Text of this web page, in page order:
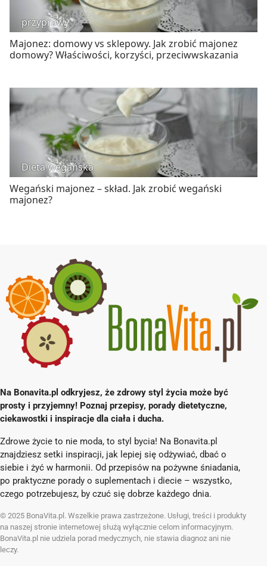
przyprawy
Majonez: domowy vs sklepowy. Jak zrobić majonez
domowy? Właściwości, korzyści, przeciwwskazania
Dieta wegańska
Wegański majonez – skład. Jak zrobić wegański
majonez?
Na Bonavita.pl odkryjesz, że zdrowy styl życia może być
prosty i przyjemny! Poznaj przepisy, porady dietetyczne,
ciekawostki i inspiracje dla ciała i ducha.
Zdrowe życie to nie moda, to styl bycia! Na Bonavita.pl
znajdziesz setki inspiracji, jak lepiej się odżywiać, dbać o
siebie i żyć w harmonii. Od przepisów na pożywne śniadania,
po praktyczne porady o suplementach i diecie – wszystko,
czego potrzebujesz, by czuć się dobrze każdego dnia.
© 2025 BonaVita.pl. Wszelkie prawa zastrzeżone. Usługi, treści i produkty
na naszej stronie internetowej służą wyłącznie celom informacyjnym.
BonaVita.pl nie udziela porad medycznych, nie stawia diagnoz ani nie
leczy.